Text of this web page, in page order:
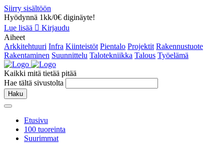
Siirry sisältöön
Hyödynnä 1kk/0€ diginäyte!
Lue lisää
Kirjaudu
Aiheet
Arkkitehtuuri Infra Kiinteistöt Pientalo Projektit Rakennustuote
Rakentaminen Suunnittelu Talotekniikka Talous Työelämä
Kaikki mitä tietää pitää
Hae tältä sivustolta
Haku
Etusivu
100 tuoreinta
Suurimmat